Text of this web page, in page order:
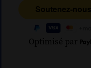
Optimisé par